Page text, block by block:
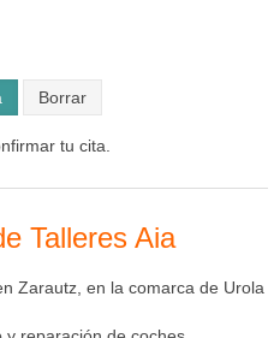
tu cita.
Talleres Aia
Zarautz, en la comarca de Urola